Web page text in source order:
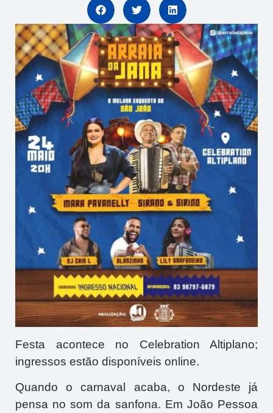
Festa acontece no Celebration Altiplano;
ingressos estão disponíveis online.
Quando o carnaval acaba, o Nordeste já
pensa no som da sanfona. Em João Pessoa